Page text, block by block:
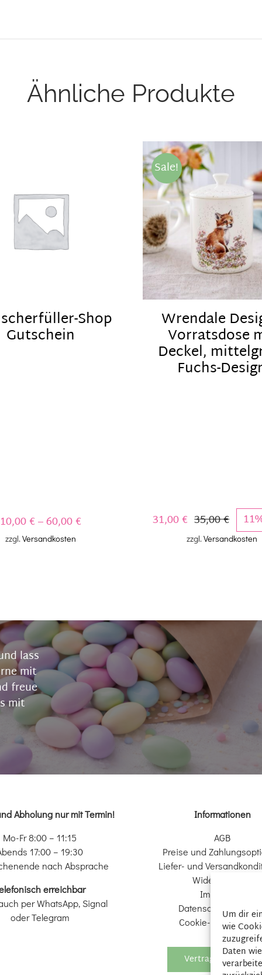
Um dir
wie
Daten
Ähnliche Produkte
Shop
Gutschein
10,00€–60,00€
zzgl. Versandkosten
Sale!
Wrendale
Vorratsdose
Deckel,
Fuchs-
35,00€
Preis
31,00€
Preis
zzgl. Versandkosten
lass
mit
freue
mit
Abholung nur mit Termin!
Mo-Fr 8:00 – 11:15
17:00 – 19:30
nach Absprache
erreichbar
per WhatsApp, Signal
oder Telegram
Informationen
AGB
Preise und
Liefer- und
Widerrufsrecht
Impressum
Datenschutzerklärung
Cookie-Richtlinie
Vertrag widerrufen